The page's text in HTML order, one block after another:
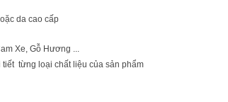
da cao cấp
Xe, Gỗ Hương ...
từng loại chất liệu của sản phẩm